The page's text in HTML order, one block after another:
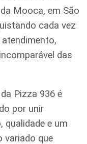
Mooca, em São
cada vez
das
Pizza 936 é
por unir
qualidade e um
variado que